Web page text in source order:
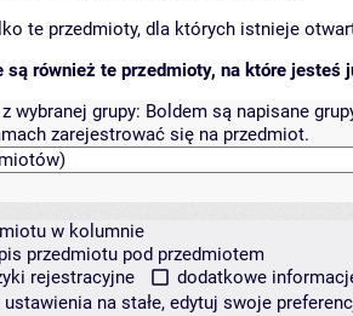
te przedmioty, dla których istnieje
są również te przedmioty, na które jesteś
wybranej grupy: Boldem są napisane
zarejestrować się na przedmiot.
w kolumnie
przedmiotu pod przedmiotem
rejestracyjne
dodatkowe
na stałe, edytuj swoje